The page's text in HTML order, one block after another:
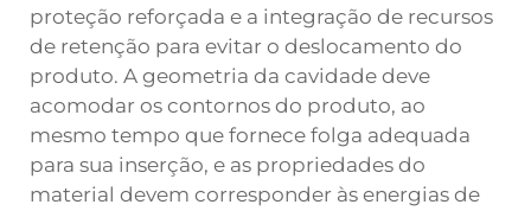
proteção reforçada e a integração de recursos
de retenção para evitar o deslocamento do
produto. A geometria da cavidade deve
acomodar os contornos do produto, ao
mesmo tempo que fornece folga adequada
para sua inserção, e as propriedades do
material devem corresponder às energias de